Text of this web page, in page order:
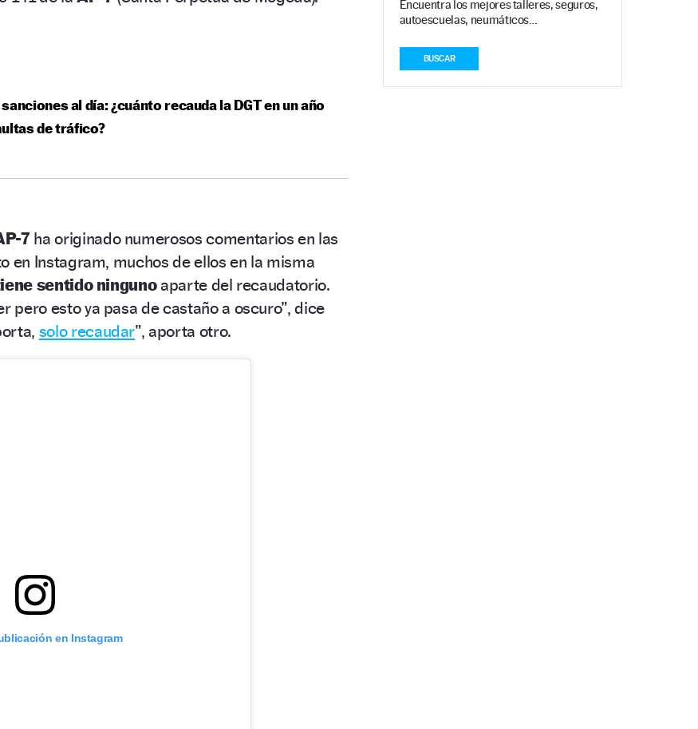
al día: ¿cuánto recauda la DGT en un año
de tráfico?
7 ha originado numerosos comentarios en las
en Instagram, muchos de ellos en la misma
sentido ningunoaparte del recaudatorio.
pero esto ya pasa de castaño a oscuro”, dice
solo recaudar”, aporta otro.
en Instagram
Encuentra los mejores talleres, seguros,
autoescuelas, neumáticos…
BUSCAR